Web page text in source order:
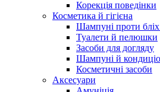
Корекція поведінки
Косметика й гігієна
Шампуні проти бліх
Туалети й пелюшки
Засоби для догляду
Шампуні й
Косметичні засоби
Аксесуари